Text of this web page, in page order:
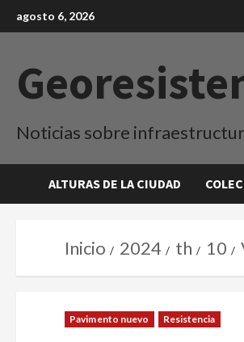
agosto 6, 2026
Noticias sobre
ALTURAS DE LA CIUDAD
Inicio 2024 th 10
Pavimento nuevo Resistencia